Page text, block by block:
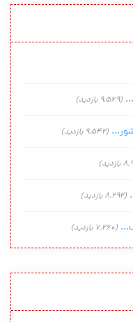
(9,569 بازدید)
(9,542 بازدید)
(8,292 بازدید)
(7,260 بازدید)